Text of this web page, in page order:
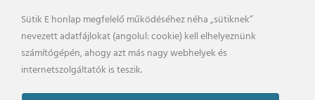
Sütik E honlap megfelelő működéséhez néha „sütiknek”
nevezett adatfájlokat (angolul: cookie) kell elhelyeznünk
számítógépén, ahogy azt más nagy webhelyek és
internetszolgáltatók is teszik.